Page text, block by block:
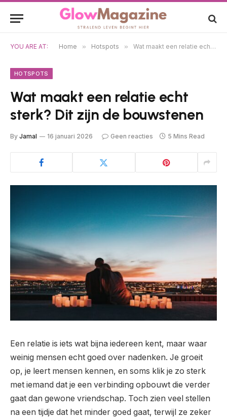
YOU ARE AT: Home » Hotspots » Wat maakt een relatie echt sterk? Dit zijn de bouwstenen
HOTSPOTS
Wat maakt een relatie echt
sterk? Dit zijn de bouwstenen
By Jamal 16 januari 2026 Geen reacties 5 Mins Read
Een relatie is iets wat bijna iedereen kent, maar waar
weinig mensen echt goed over nadenken. Je groeit
op, je leert mensen kennen, en soms klik je zo sterk
met iemand dat je een verbinding opbouwt die verder
gaat dan gewone vriendschap. Toch zien veel stellen
na een tijdje dat het minder goed gaat, terwijl ze zeker